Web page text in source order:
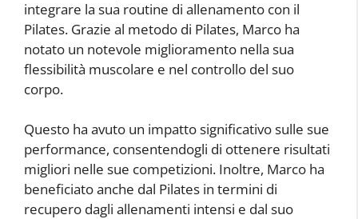
integrare la sua routine di allenamento con il
Pilates. Grazie al metodo di Pilates, Marco ha
notato un notevole miglioramento nella sua
flessibilità muscolare e nel controllo del suo
corpo.
Questo ha avuto un impatto significativo sulle sue
performance, consentendogli di ottenere risultati
migliori nelle sue competizioni. Inoltre, Marco ha
beneficiato anche dal Pilates in termini di
recupero dagli allenamenti intensi e dal suo